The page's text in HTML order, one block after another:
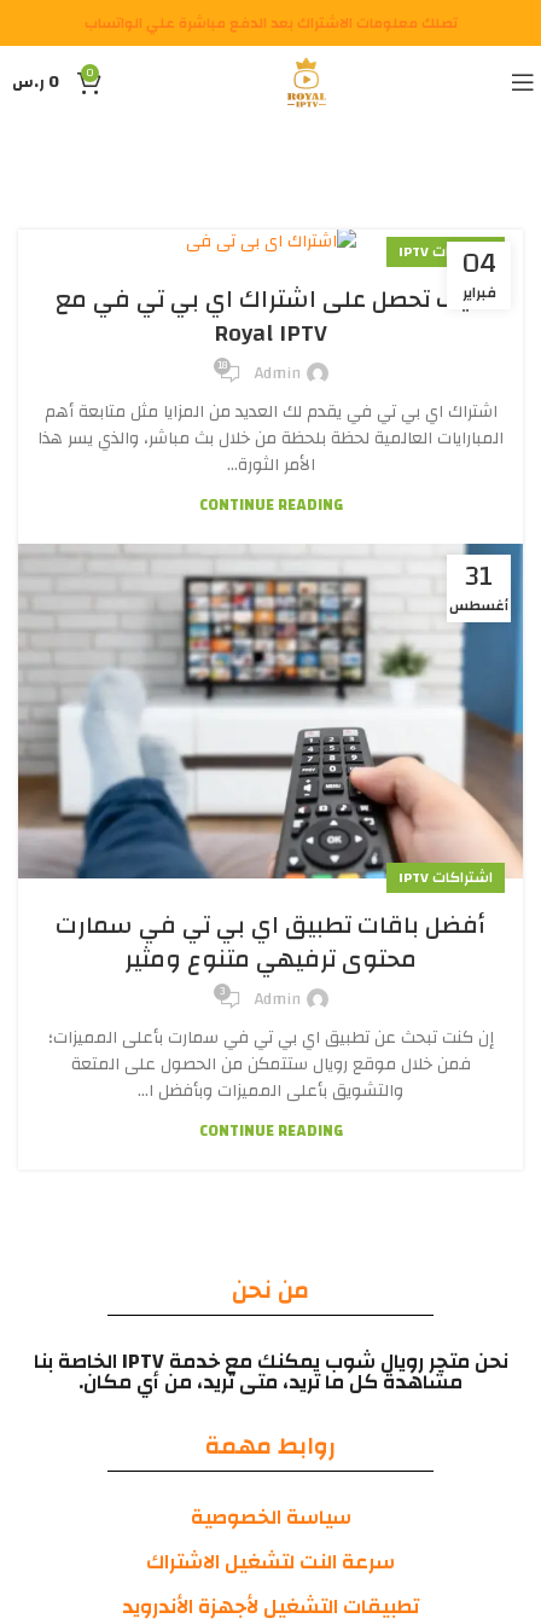
تصلك معلومات الاشتراك بعد الدفع مباشرة علي الواتساب
0
0 ر.س
04
فبراير
اشتراكات IPTV
كيف تحصل على اشتراك اي بي تي في مع
Royal IPTV
Admin
18
اشتراك اي بي تي في يقدم لك العديد من المزايا مثل متابعة أهم
المبارايات العالمية لحظة بلحظة من خلال بث مباشر، والذي يسر هذا
الأمر الثورة...
CONTINUE READING
31
أغسطس
اشتراكات IPTV
أفضل باقات تطبيق اي بي تي في سمارت
محتوى ترفيهي متنوع ومثير
Admin
3
إن كنت تبحث عن تطبيق اي بي تي في سمارت بأعلى المميزات؛
فمن خلال موقع رويال ستتمكن من الحصول على المتعة
والتشويق بأعلى المميزات وبأفضل ا...
CONTINUE READING
من نحن
نحن متجر رويال شوب يمكنك مع خدمة IPTV الخاصة بنا
مشاهدة كل ما تريد، متى تريد، من أي مكان.
روابط مهمة
سياسة الخصوصية
سرعة النت لتشغيل الاشتراك
تطبيقات التشغيل لأجهزة الأندرويد